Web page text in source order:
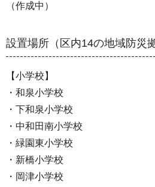
（作成中）
設置場所（区内14の地域防災
【小学校】
・和泉小学校
・下和泉小学校
・中和田南小学校
・緑園東小学校
・新橋小学校
・岡津小学校